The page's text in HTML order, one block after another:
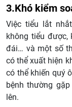
3.Khó kiểm
Việc tiểu lắt
không tiểu được,
đái… và một số
có thể xuất hiện
có thể khiến quý
bệnh thường
lên.